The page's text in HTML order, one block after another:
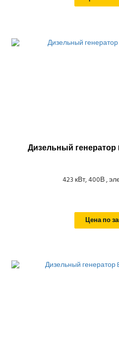
Дизельный генератор
423 кВт, 400В ,
Цена по